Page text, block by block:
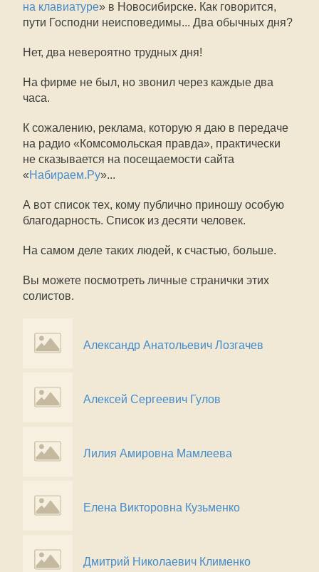
на клавиатуре» в Новосибирске. Как говорится,
пути Господни неисповедимы... Два обычных дня?
Нет, два невероятно трудных дня!
На фирме не был, но звонил через каждые два
часа.
К сожалению, реклама, которую я даю в передаче
на радио «Комсомольская правда», практически
не сказывается на посещаемости сайта
«Набираем.Ру»...
А вот список тех, кому публично приношу особую
благодарность. Список из десяти человек.
На самом деле таких людей, к счастью, больше.
Вы можете посмотреть личные странички этих
солистов.
Александр Анатольевич Лозгачев
Алексей Сергеевич Гулов
Лилия Амировна Мамлеева
Елена Викторовна Кузьменко
Дмитрий Николаевич Клименко